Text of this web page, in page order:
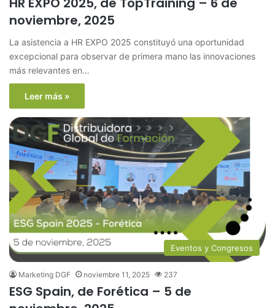
noviembre, 2025
La asistencia a HR EXPO 2025 constituyó una oportunidad
excepcional para observar de primera mano las innovaciones
más relevantes en…
Leer más »
Eventos y Congresos
Marketing DGF noviembre 11, 2025 237
ESG Spain, de Forética – 5 de